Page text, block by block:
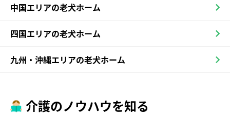
中国エリアの老犬ホーム
四国エリアの老犬ホーム
九州・沖縄エリアの老犬ホーム
介護のノウハウを知る